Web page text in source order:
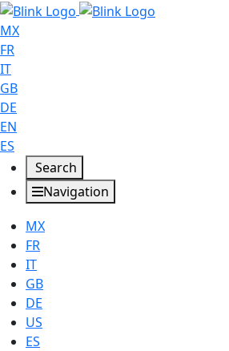
MX
FR
IT
GB
DE
EN
ES
Search
Navigation
MX
FR
IT
GB
DE
US
ES